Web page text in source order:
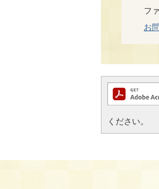
フ
お
ください。